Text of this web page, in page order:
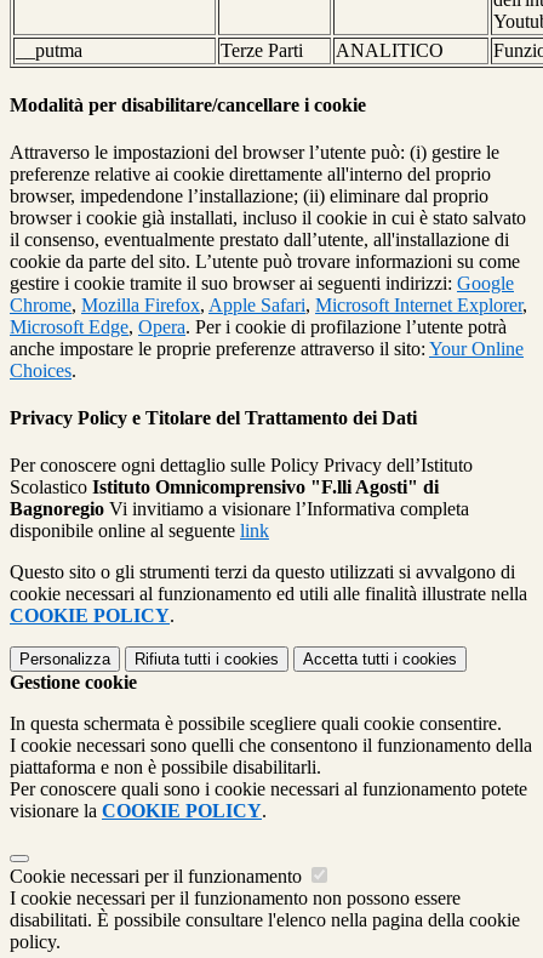
__putma
Terze Parti ANALITICO
Modalità per disabilitare/cancellare i cookie
Attraverso le impostazioni del browser l’utente può: (i) gestire le
preferenze relative ai cookie direttamente all'interno del proprio
browser, impedendone l’installazione; (ii) eliminare dal proprio
browser i cookie già installati, incluso il cookie in cui è stato salvato
il consenso, eventualmente prestato dall’utente, all'installazione di
cookie da parte del sito. L’utente può trovare informazioni su come
gestire i cookie tramite il suo browser ai seguenti indirizzi: Google
Chrome, Mozilla Firefox, Apple Safari, Microsoft Internet Explorer,
Microsoft Edge, Opera. Per i cookie di profilazione l’utente potrà
anche impostare le proprie preferenze attraverso il sito: Your Online
Choices.
Privacy Policy e Titolare del Trattamento dei Dati
Per conoscere ogni dettaglio sulle Policy Privacy dell’Istituto
Scolastico Istituto Omnicomprensivo "F.lli Agosti" di
Bagnoregio Vi invitiamo a visionare l’Informativa completa
disponibile online al seguente link
Questo sito o gli strumenti terzi da questo utilizzati si avvalgono di
cookie necessari al funzionamento ed utili alle finalità illustrate nella
COOKIE POLICY.
Personalizza Rifiuta tutti i cookies Accetta tutti i cookies
Gestione cookie
In questa schermata è possibile scegliere quali cookie consentire.
I cookie necessari sono quelli che consentono il funzionamento della
piattaforma e non è possibile disabilitarli.
Per conoscere quali sono i cookie necessari al funzionamento potete
visionare la COOKIE POLICY.
Cookie necessari per il funzionamento
I cookie necessari per il funzionamento non possono essere
disabilitati. È possibile consultare l'elenco nella pagina della cookie
policy.